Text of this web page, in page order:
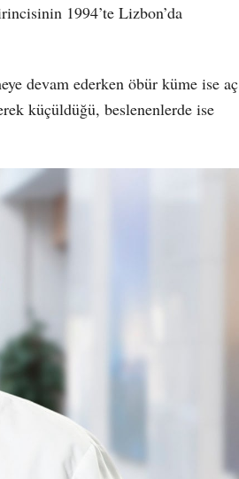
1994’te Lizbon’da
devam ederken öbür küme ise aç
küçüldüğü, beslenenlerde ise